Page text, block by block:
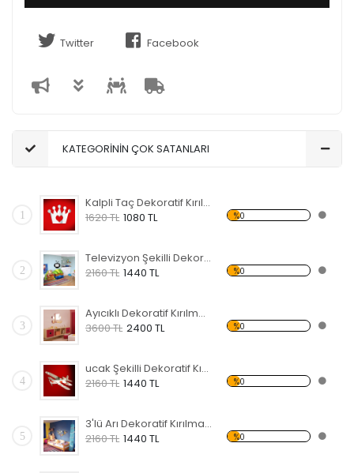
Twitter Facebook
KATEGORİNİN ÇOK SATANLARI
1
Kalpli Taç Dekoratif Kırılmaz Ayna
1620 TL 1080 TL %0
2
Televizyon Şekilli Dekoratif Kırılmaz Ayna
2160 TL 1440 TL %0
3
Ayıcıklı Dekoratif Kırılmaz Ayna
3600 TL 2400 TL %0
4
ucak Şekilli Dekoratif Kırılmaz Ayna
2160 TL 1440 TL %0
5
3'lü Arı Dekoratif Kırılmaz Ayna
2160 TL 1440 TL %0